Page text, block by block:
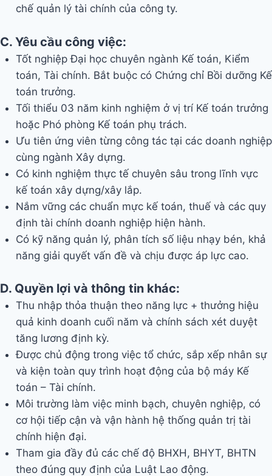
chế quản lý tài chính của công ty.
C. Yêu cầu công việc:
Tốt nghiệp Đại học chuyên ngành Kế toán, Kiểm
toán, Tài chính. Bắt buộc có Chứng chỉ Bồi dưỡng Kế
toán trưởng.
Tối thiểu 03 năm kinh nghiệm ở vị trí Kế toán trưởng
hoặc Phó phòng Kế toán phụ trách.
Ưu tiên ứng viên từng công tác tại các doanh nghiệp
cùng ngành Xây dựng.
Có kinh nghiệm thực tế chuyên sâu trong lĩnh vực
kế toán xây dựng/xây lắp.
Nắm vững các chuẩn mực kế toán, thuế và các quy
định tài chính doanh nghiệp hiện hành.
Có kỹ năng quản lý, phân tích số liệu nhạy bén, khả
năng giải quyết vấn đề và chịu được áp lực cao.
D. Quyền lợi và thông tin khác:
Thu nhập thỏa thuận theo năng lực + thưởng hiệu
quả kinh doanh cuối năm và chính sách xét duyệt
tăng lương định kỳ.
Được chủ động trong việc tổ chức, sắp xếp nhân sự
và kiện toàn quy trình hoạt động của bộ máy Kế
toán – Tài chính.
Môi trường làm việc minh bạch, chuyên nghiệp, có
cơ hội tiếp cận và vận hành hệ thống quản trị tài
chính hiện đại.
Tham gia đầy đủ các chế độ BHXH, BHYT, BHTN
theo đúng quy định của Luật Lao động.